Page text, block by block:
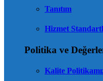
Tanıtım
Hizmet
Politika ve
Kalite